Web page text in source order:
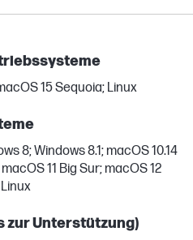
15 Sequoia; Linux
8; Windows 8.1; macOS 10.14
11 Big Sur; macOS 12
zur Unterstützung)